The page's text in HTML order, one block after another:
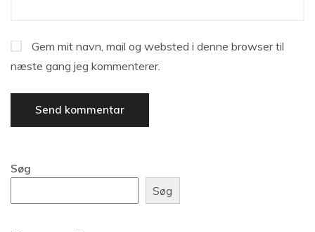
Gem mit navn, mail og websted i denne browser til
næste gang jeg kommenterer.
Søg
Søg